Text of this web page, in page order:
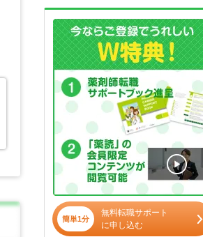
簡単1分
無料転職サポート
に申し込む